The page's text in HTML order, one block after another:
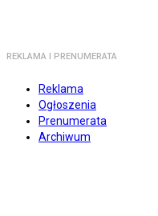
REKLAMA I PRENUMERATA
Reklama
Ogłoszenia
Prenumerata
Archiwum